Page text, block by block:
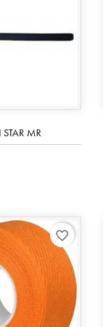
MR
favorite_border